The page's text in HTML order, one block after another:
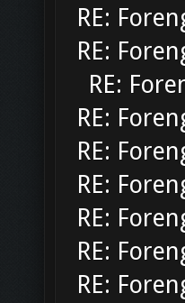
RE:
RE:
RE:
RE:
RE:
RE:
RE:
RE:
RE: